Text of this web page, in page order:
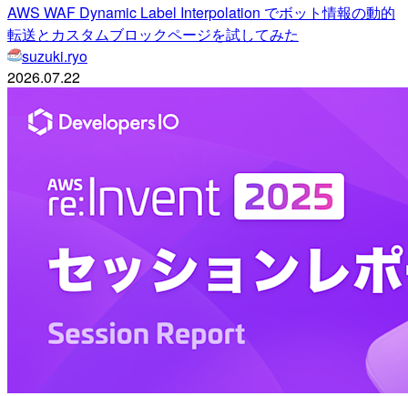
AWS WAF Dynamic Label Interpolation でボット情報の動的
転送とカスタムブロックページを試してみた
suzuki.ryo
2026.07.22